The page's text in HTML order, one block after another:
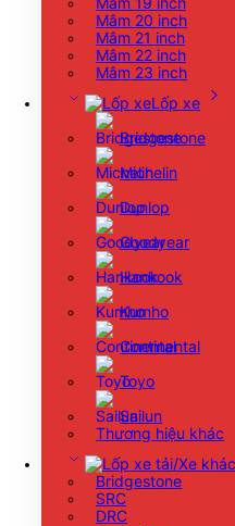
Mâm 19 inch
Mâm 20 inch
Mâm 21 inch
Mâm 22 inch
Mâm 23 inch
Lốp xe
Bridgestone
Michelin
Dunlop
Goodyear
Hankook
Kumho
Continental
Toyo
Sailun
Thương hiệu khác
Bridgestone
SRC
DRC